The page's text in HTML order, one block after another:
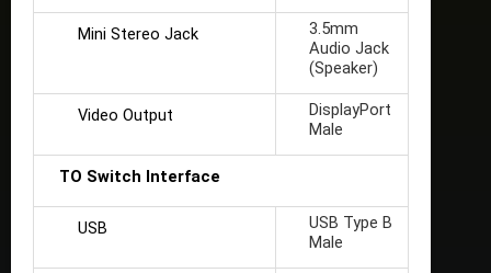
Mini Stereo Jack
3.5mm
Audio Jack
(Speaker)
Video Output
DisplayPort
Male
TO Switch Interface
USB
USB Type B
Male